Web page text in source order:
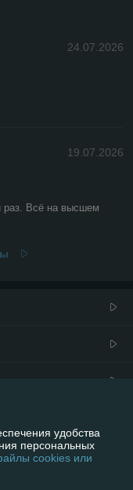
24.07.2026
19.07.2026
раз. Всё на высшем
удобства
персональных
cookies или